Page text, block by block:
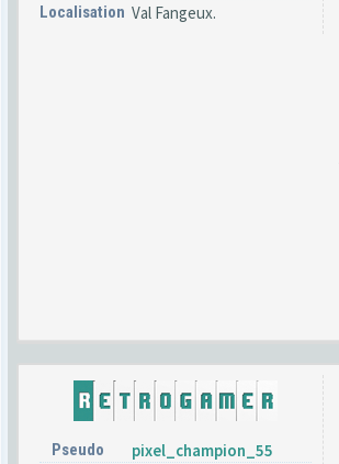
Localisation Val Fangeux.
Pseudo pixel_champion_55